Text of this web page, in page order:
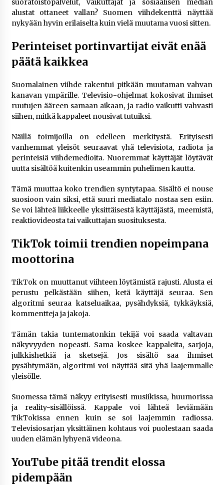
10 euron talletuskasinot ja pikamaksut: mitä
suomalaisten pelaajien on hyvä tietää
suoratoistopalvelut, vaikuttajat ja sosiaalisen median
alustat ottaneet vallan? Suomen viihdekenttä näyttää
nykyään hyvin erilaiselta kuin vielä muutama vuosi sitten.
Perinteiset portinvartijat eivät enää
päätä kaikkea
Suomalainen viihde rakentui pitkään muutaman vahvan
kanavan ympärille. Televisio-ohjelmat kokosivat ihmiset
ruutujen ääreen samaan aikaan, ja radio vaikutti vahvasti
siihen, mitkä kappaleet nousivat tutuiksi.
Näillä toimijoilla on edelleen merkitystä. Erityisesti
vanhemmat yleisöt seuraavat yhä televisiota, radiota ja
perinteisiä viihdemedioita. Nuoremmat käyttäjät löytävät
uutta sisältöä kuitenkin useammin puhelimen kautta.
Tämä muuttaa koko trendien syntytapaa. Sisältö ei nouse
suosioon vain siksi, että suuri mediatalo nostaa sen esiin.
Se voi lähteä liikkeelle yksittäisestä käyttäjästä, meemistä,
reaktiovideosta tai vaikuttajan suosituksesta.
TikTok toimii trendien nopeimpana
moottorina
TikTok on muuttanut viihteen löytämistä rajusti. Alusta ei
perustu pelkästään siihen, ketä käyttäjä seuraa. Sen
algoritmi seuraa katseluaikaa, pysähdyksiä, tykkäyksiä,
kommentteja ja jakoja.
Tämän takia tuntematonkin tekijä voi saada valtavan
näkyvyyden nopeasti. Sama koskee kappaleita, sarjoja,
julkkishetkiä ja sketsejä. Jos sisältö saa ihmiset
pysähtymään, algoritmi voi näyttää sitä yhä laajemmalle
yleisölle.
Suomessa tämä näkyy erityisesti musiikissa, huumorissa
ja reality-sisällöissä. Kappale voi lähteä leviämään
TikTokissa ennen kuin se soi laajemmin radiossa.
Televisiosarjan yksittäinen kohtaus voi puolestaan saada
uuden elämän lyhyenä videona.
YouTube pitää trendit elossa
pidempään